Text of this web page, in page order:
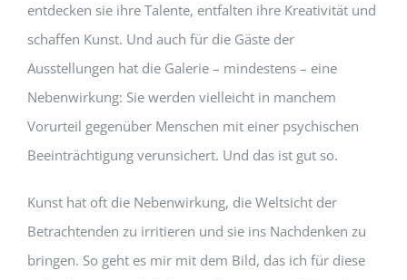
entdecken sie ihre Talente, entfalten ihre Kreativität und
schaffen Kunst. Und auch für die Gäste der
Ausstellungen hat die Galerie – mindestens – eine
Nebenwirkung: Sie werden vielleicht in manchem
Vorurteil gegenüber Menschen mit einer psychischen
Beeinträchtigung verunsichert. Und das ist gut so.
Kunst hat oft die Nebenwirkung, die Weltsicht der
Betrachtenden zu irritieren und sie ins Nachdenken zu
bringen. So geht es mir mit dem Bild, das ich für diese